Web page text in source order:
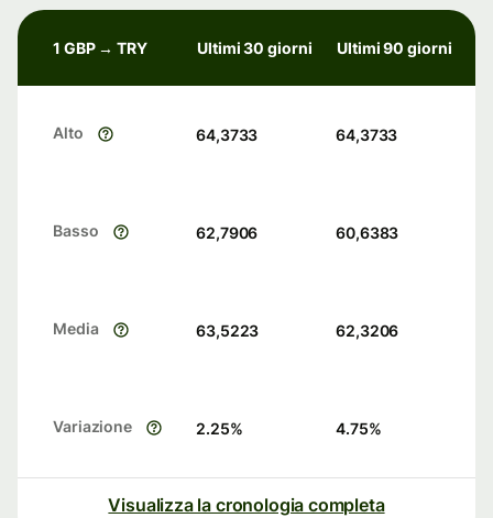
1 GBP → TRY Ultimi 30 giorni Ultimi 90 giorni
Alto 64,3733 64,3733
Basso 62,7906 60,6383
Media 63,5223 62,3206
Variazione 2.25% 4.75%
Visualizza la cronologia completa